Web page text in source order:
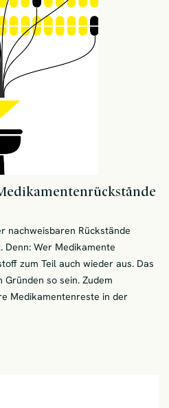
nachweisbaren Rückstände
Denn: Wer Medikamente
zum Teil auch wieder aus. Das
so sein. Zudem
Medikamentenreste in der